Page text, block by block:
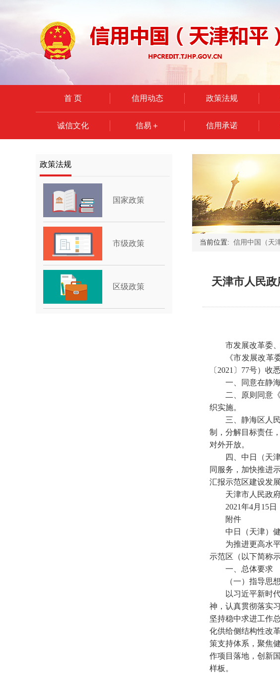
首 页 信用动态 政策法规
诚信文化 信易＋ 信用承诺
政策法规
国家政策
市级政策
区级政策
当前位置: 信用中国（天
天津市人民
市发展改革委
《市发展改
〔 2021〕77号）收
一、同意在静
二、原则同意
织实施。
三、静海区人
制，分解目标责任
对外开放。
四、中日（天
同服务，加快推进
汇报示范区建设发
天津市人民政
2021年4月15日
附件
中日（天津）
为推进更高水
示范区（以下简称
一、总体要求
（一）指导思想
以习近平新时
神，认真贯彻落实
坚持稳中求进工作
化供给侧结构性改
策支持体系，聚焦
作项目落地，创新
样板。